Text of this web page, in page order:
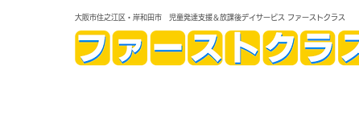
大阪市住之江区・岸和田市 児童発達支援＆放課後デイサービス ファーストクラス